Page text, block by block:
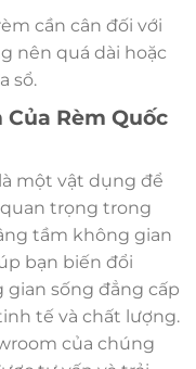
cần cân đối với
nên quá dài hoặc
sổ.
Của Rèm Quốc
một vật dụng để
trọng trong
tầm không gian
bạn biến đổi
sống đẳng cấp
tế và chất lượng.
của chúng